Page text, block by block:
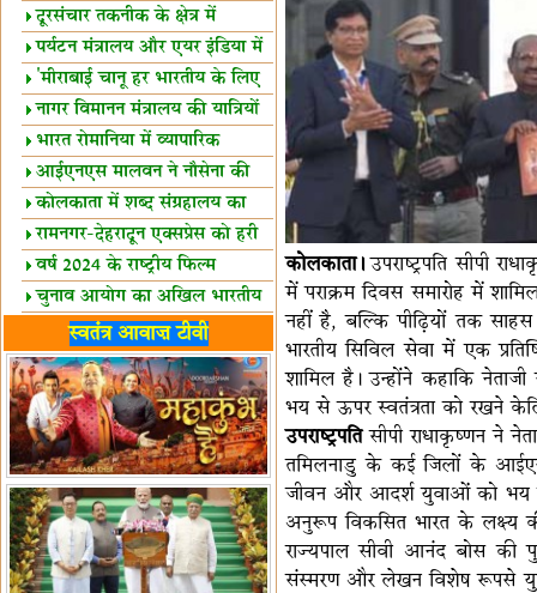
उछाल!
दूरसंचार तकनीक के क्षेत्र में
उत्कृष्टता पुरस्कार
पर्यटन मंत्रालय और एयर इंडिया में
समझौता
'मीराबाई चानू हर भारतीय के लिए
प्रेरणा'
नागर विमानन मंत्रालय की यात्रियों
को सलाह
भारत रोमानिया में व्यापारिक
साझेदारियां
आईएनएस मालवन ने नौसेना की
ताकत बढ़ाई
कोलकाता में शब्द संग्रहालय का
उद्घाटन
रामनगर-देहरादून एक्सप्रेस को हरी
झंडीवर्ष 2024 के राष्ट्रीय फिल्म
पुरस्कारों की घोषणा
चुनाव आयोग का अखिल भारतीय
मीडिया सम्मेलन
भारत में केवड़े का अस्तित्‍व 24
लाख वर्ष!
लखनऊ में 'एक राष्ट्र एक चुनाव'
पर बैठक
विधानमंडल लोकतंत्र की पाठशाला
हैं-बिरला
'द वॉयस ऑफ जस्टिस: जस्टिस
गवई स्पीक्स'
राष्ट्रीय युद्ध स्मारक से 'शौर्य विजय
यात्रा' शुरू
भारत जापान में रक्षा संबंधों का
विस्तार
'एनसीसी को मजबूत करना राष्ट्रीय
जिम्मेदारी'
भारत-ऑस्ट्रेलिया ने खेल संबंधों का
जश्न मनाया
'भारत को फुटबॉल में भी वैश्विक
स्वतंत्र आवाज़ टीवी
कोलकाता।उपराष्ट्रपति सीपी
में पराक्रम दिवस समारोह में
नहीं है, बल्कि पीढ़ियों तक साहस
भारतीय सिविल सेवा में एक
शामिल है। उन्होंने कहाकि
भय से ऊपर स्वतंत्रता को रखने
उपराष्ट्रपतिसीपी राधाकृष्णन ने
तमिलनाडु के कई जिलों के
जीवन और आदर्श युवाओं को भय से
अनुरूप विकसित भारत के लक्ष्य
राज्यपाल सीवी आनंद बोस की
संस्मरण और लेखन विशेष रूपसे